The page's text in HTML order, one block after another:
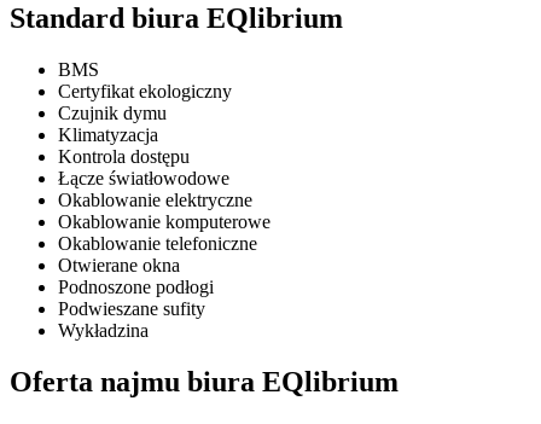
Standard biura EQlibrium
BMS
Certyfikat ekologiczny
Czujnik dymu
Klimatyzacja
Kontrola dostępu
Łącze światłowodowe
Okablowanie elektryczne
Okablowanie komputerowe
Okablowanie telefoniczne
Otwierane okna
Podnoszone podłogi
Podwieszane sufity
Wykładzina
Oferta najmu biura EQlibrium